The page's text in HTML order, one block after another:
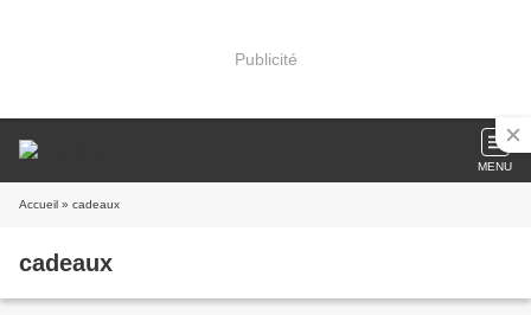
Publicité
MENU
Accueil » cadeaux
cadeaux